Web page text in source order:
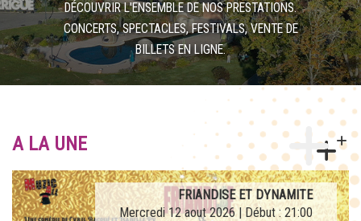
DÉCOUVRIR L'ENSEMBLE DE NOS PRESTATIONS.
CONCERTS, SPECTACLES, FESTIVALS, VENTE DE
BILLETS EN LIGNE.
A LA UNE
FRIANDISE ET DYNAMITE
Mercredi 12 aout 2026 | Début : 21:00
AFTERWORK TRIBUTE LA FRENCH TEUF
Jeudi 27 aout 2026 | Début : 21:00